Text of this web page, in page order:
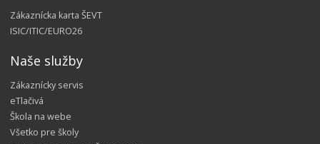
Zákaznícka karta ŠEVT
ISIC/ITIC/EURO26
Naše služby
Zákaznícky servis
eTlačivá
Škola na webe
Všetko pre školy